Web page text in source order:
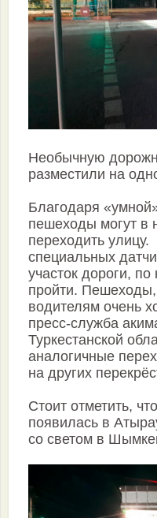
Необычную
разместили на
Благодаря
пешеходы могут в
переходить
специальных
участок дороги,
пройти.
водителям очень
пресс-служба
Туркестанской
аналогичные
на других
Стоит отметить,
появилась в
со светом в